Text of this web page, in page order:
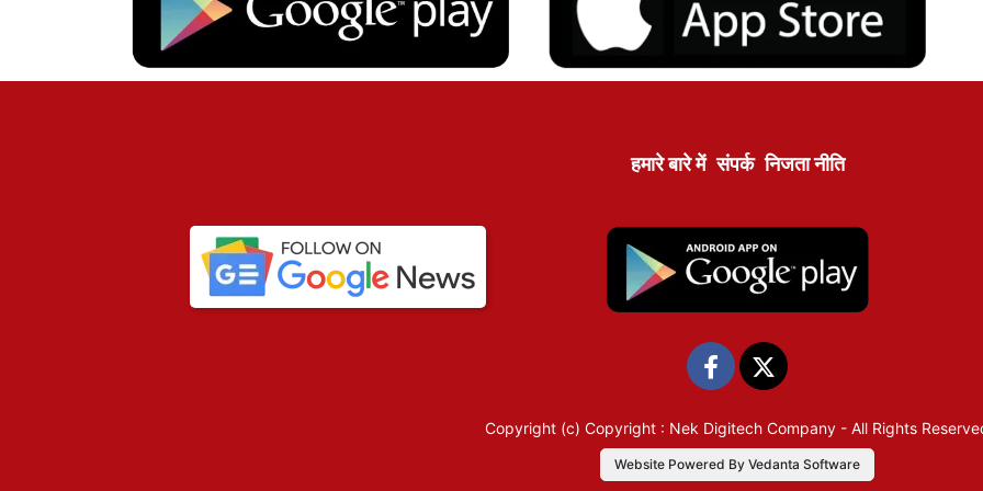
हमारे बारे में संपर्क निजता नीति
Copyright (c) Copyright : Nek Digitech Company - All Rights
Website Powered By Vedanta Software